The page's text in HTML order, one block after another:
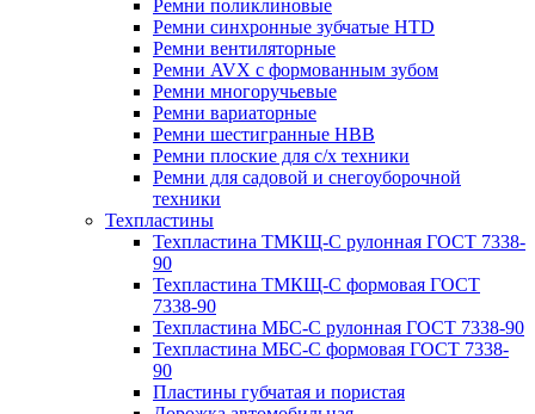
Ремни поликлиновые
Ремни синхронные зубчатые HTD
Ремни вентиляторные
Ремни AVX с формованным зубом
Ремни многоручьевые
Ремни вариаторные
Ремни шестигранные HBB
Ремни плоские для с/х техники
Ремни для садовой и снегоуборочной
техники
Техпластины
Техпластина ТМКЩ-С рулонная ГОСТ 7338-
90
Техпластина ТМКЩ-С формовая ГОСТ
7338-90
Техпластина МБС-С рулонная ГОСТ 7338-90
Техпластина МБС-С формовая ГОСТ 7338-
90
Пластины губчатая и пористая